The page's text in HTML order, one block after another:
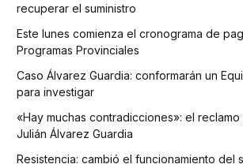
recuperar el suministro
Este lunes comienza el cronograma de
Programas Provinciales
Caso Álvarez Guardia: conformarán un
para investigar
«Hay muchas contradicciones»: el
Julián Álvarez Guardia
Resistencia: cambió el funcionamiento del